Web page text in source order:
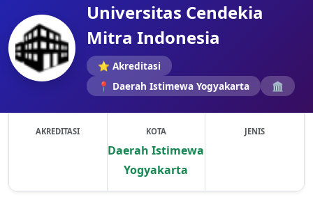
Universitas Cendekia
Mitra Indonesia
⭐ Akreditasi
📍 Daerah Istimewa Yogyakarta
🏛️
AKREDITASI KOTA
Daerah Istimewa
Yogyakarta
JENIS